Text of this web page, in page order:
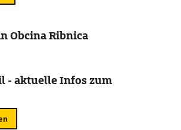
Obcina Ribnica
- aktuelle Infos zum